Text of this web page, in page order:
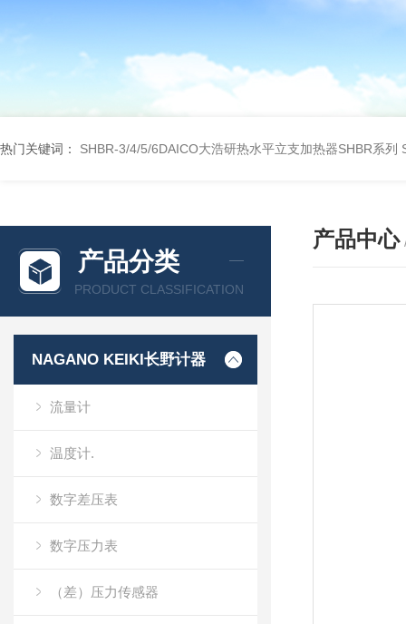
热门关键词： SHBR-3/4/5/6DAICO大浩研热水平立支加热器SHBR系列
产品分类
PRODUCT CLASSIFICATION
NAGANO KEIKI长野计器
流量计
温度计.
数字差压表
数字压力表
（差）压力传感器
产品中心